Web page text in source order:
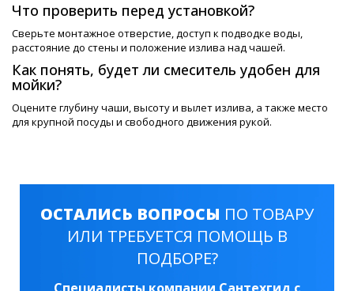
Что проверить перед установкой?
Сверьте монтажное отверстие, доступ к подводке воды,
расстояние до стены и положение излива над чашей.
Как понять, будет ли смеситель удобен для
мойки?
Оцените глубину чаши, высоту и вылет излива, а также место
для крупной посуды и свободного движения рукой.
ОСТАЛИСЬ ВОПРОСЫ ПО ТОВАРУ
ИЛИ ТРЕБУЕТСЯ ПОМОЩЬ В
ПОДБОРЕ?